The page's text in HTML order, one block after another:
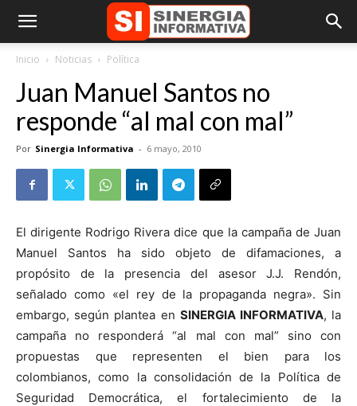
Inicio Noticias Política
Juan Manuel Santos no
responde “al mal con mal”
Por Sinergia Informativa - 6 mayo, 2010
El dirigente Rodrigo Rivera dice que la campaña de Juan
Manuel Santos ha sido objeto de difamaciones, a
propósito de la presencia del asesor J.J. Rendón,
señalado como «el rey de la propaganda negra». Sin
embargo, según plantea en SINERGIA INFORMATIVA, la
campaña no responderá “al mal con mal” sino con
propuestas que representen el bien para los
colombianos, como la consolidación de la Política de
Seguridad Democrática, el fortalecimiento de la